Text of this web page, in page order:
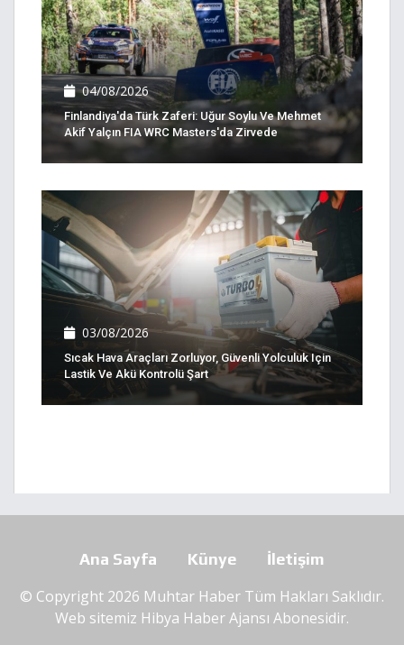
04/08/2026
Finlandiya'da Türk Zaferi: Uğur Soylu Ve Mehmet
Akif Yalçın FIA WRC Masters'da Zirvede
03/08/2026
Sıcak Hava Araçları Zorluyor, Güvenli Yolculuk Için
Lastik Ve Akü Kontrolü Şart
Ana Sayfa Künye İletişim
© Copyright 2026 Muhtar Haber Tüm Hakları Saklıdır.
Web sitemiz Hibya Haber Ajansı Abonesidir.